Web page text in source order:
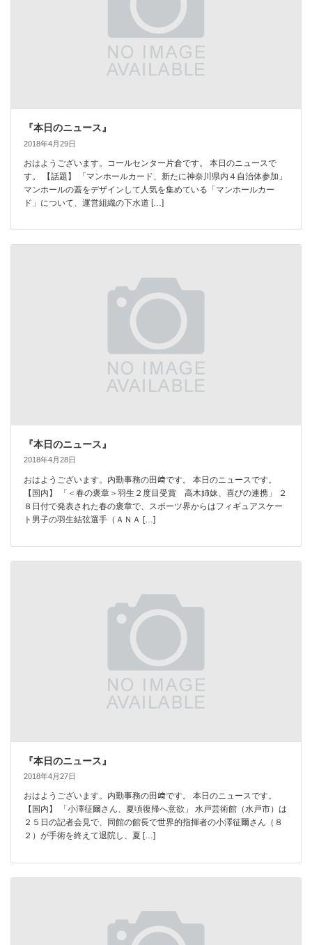
『本日のニュース』
2018年4月29日
おはようございます。コールセンター片倉です。 本日のニュースで
す。 【話題】 「マンホールカード、新たに神奈川県内４自治体参加」
マンホールの蓋をデザインして人気を集めている「マンホールカー
ド」について、運営組織の下水道 […]
『本日のニュース』
2018年4月28日
おはようございます。内勤事務の田﨑です。 本日のニュースです。
【国内】 「＜春の褒章＞羽生２度目受賞 高木姉妹、喜びの連携」 ２
８日付で発表された春の褒章で、スポーツ界からはフィギュアスケー
ト男子の羽生結弦選手（ＡＮＡ […]
『本日のニュース』
2018年4月27日
おはようございます。内勤事務の田﨑です。 本日のニュースです。
【国内】 「小澤征爾さん、夏頃復帰へ意欲」 水戸芸術館（水戸市）は
２５日の記者会見で、同館の館長で世界的指揮者の小澤征爾さん（８
２）が手術を終えて退院し、夏 […]